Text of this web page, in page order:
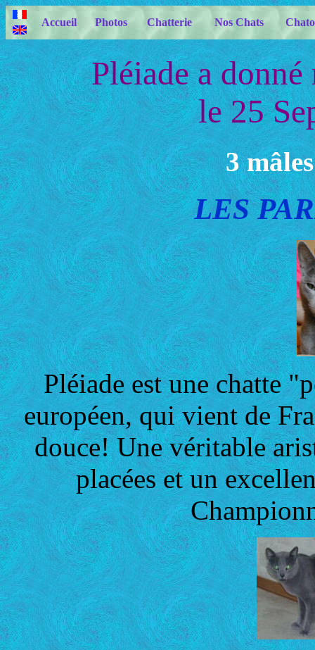
Accueil Photos Chatterie Nos Chats
Pléiade a donné
le 25
3
LES
Pléiade est une chatte
européen, qui vient de
douce! Une véritable
placées et un